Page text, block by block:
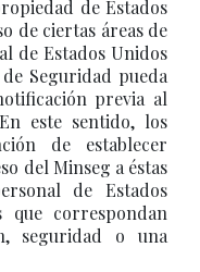
de Estados
de ciertas áreas de
de Estados Unidos
Seguridad pueda
previa al
este sentido, los
de establecer
del Minseg a éstas
de Estados
que correspondan
seguridad o una